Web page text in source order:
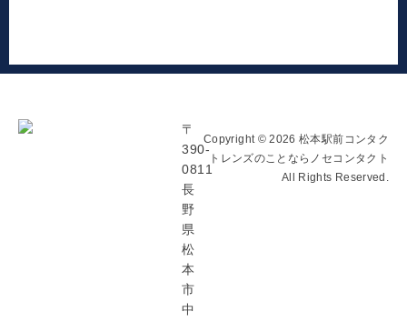
〒
390-
0811
長
野
県
松
本
市
中
Copyright © 2026 松本駅前コンタク
トレンズのことならノセコンタクト
All Rights Reserved.